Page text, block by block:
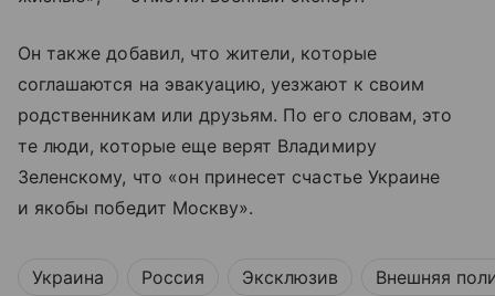
Он также добавил, что жители, которые
соглашаются на эвакуацию, уезжают к своим
родственникам или друзьям. По его словам, это
те люди, которые еще верят Владимиру
Зеленскому, что «он принесет счастье Украине
и якобы победит Москву».
Украина Россия Эксклюзив Внешняя